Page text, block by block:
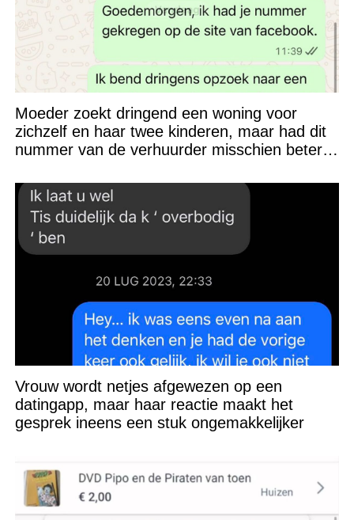
Moeder zoekt dringend een woning voor
zichzelf en haar twee kinderen, maar had dit
nummer van de verhuurder misschien beter
Vrouw wordt netjes afgewezen op een
datingapp, maar haar reactie maakt het
gesprek ineens een stuk ongemakkelijker